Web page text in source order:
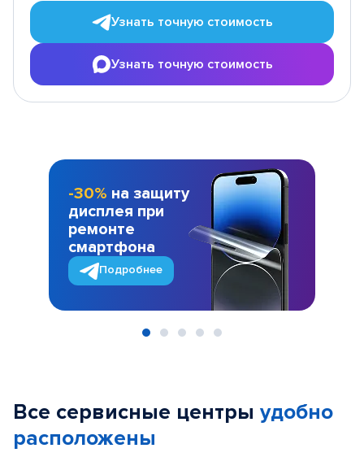
Узнать точную стоимость
Узнать точную стоимость
-30% на защиту
дисплея при
ремонте
смартфона
Подробнее
Все сервисные центры удобно
расположены